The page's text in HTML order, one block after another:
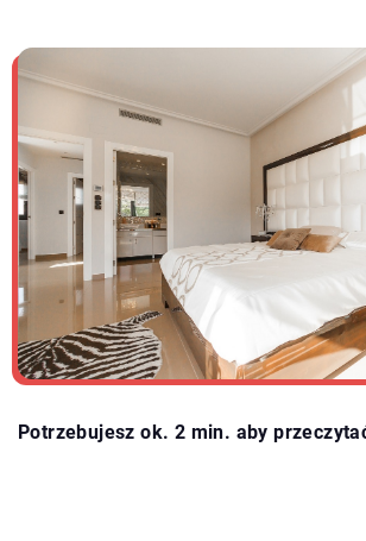
Potrzebujesz ok. 2 min. aby